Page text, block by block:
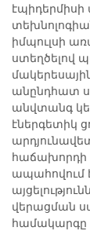
էպիդերմիսի
իմպուլսի
ստեղծելով
անընդհատ
անվտանգ
էներգետիկ
հաճախորդի
ապահովում
վերացման
համակարգը